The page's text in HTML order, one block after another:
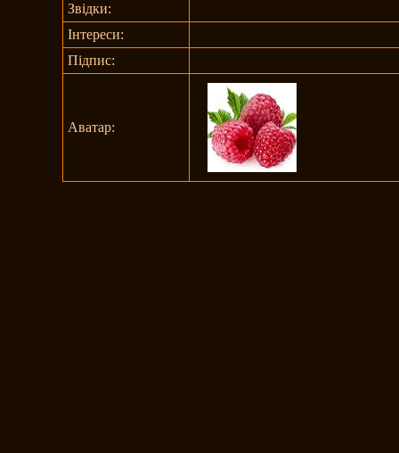
Звідки:
Інтереси:
Підпис:
Аватар: